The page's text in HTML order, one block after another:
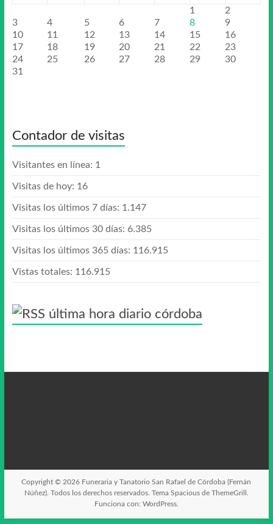
1
2
3
4 5 6 7 8
9
10
11 12 13 14 15
16
17
18 19 20 21 22
23
24
25 26 27 28 29
30
31
Contador de visitas
Visitantes en línea: 1
Visitas de hoy: 16
Visitas los últimos 7 días: 1.147
Visitas los últimos 30 días: 6.385
Visitas los últimos 365 días: 116.915
Vistas totales: 116.915
última hora diario córdoba
Copyright © 2026 Funeraria y Tanatorio San Rafael de Córdoba (Fernán
Núñez). Todos los derechos reservados. Tema Spaciousde ThemeGrill.
Funciona con: WordPress.